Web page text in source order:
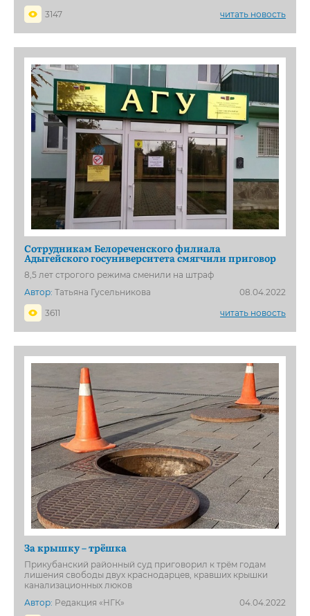
3147
читать новость
Сотрудникам Белореченского филиала
Адыгейского госуниверситета смягчили приговор
8,5 лет строгого режима сменили на штраф
Автор: Татьяна Гусельникова
08.04.2022
3611
читать новость
За крышку – трёшка
Прикубанский районный суд приговорил к трём годам
лишения свободы двух краснодарцев, кравших крышки
канализационных люков
Автор: Редакция «НГК» 04.04.2022